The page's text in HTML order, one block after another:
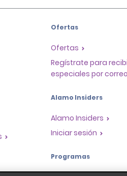
Ofertas
Ofertas
Regístrate para
especiales por
Alamo Insiders
Alamo Insiders
Iniciar sesión
Programas